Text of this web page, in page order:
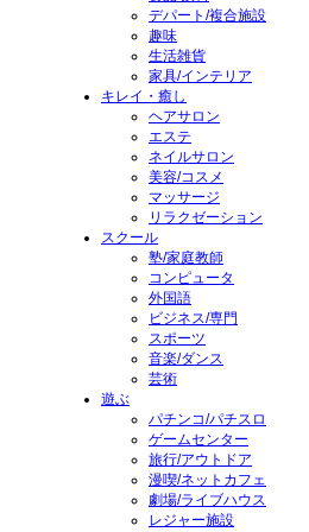
デパート/複合施設
趣味
生活雑貨
家具/インテリア
キレイ・癒し
ヘアサロン
エステ
ネイルサロン
美容/コスメ
マッサージ
リラクゼーション
スクール
塾/家庭教師
コンピュータ
外国語
ビジネス/専門
スポーツ
音楽/ダンス
芸術
遊ぶ
パチンコ/パチスロ
ゲームセンター
旅行/アウトドア
漫喫/ネットカフェ
劇場/ライブハウス
レジャー施設